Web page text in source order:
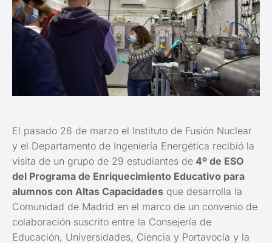
El pasado 26 de marzo el Instituto de Fusión Nuclear
y el Departamento de Ingeniería Energética recibió la
visita de un grupo de 29 estudiantes de 4º de ESO
del Programa de Enriquecimiento Educativo para
alumnos con Altas Capacidades que desarrolla la
Comunidad de Madrid en el marco de un convenio de
colaboración suscrito entre la Consejería de
Educación, Universidades, Ciencia y Portavocía y la